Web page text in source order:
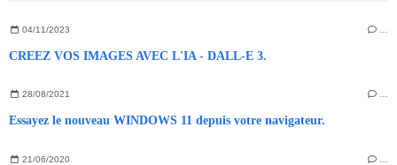
04/11/2023
CREEZ VOS IMAGES AVEC L'IA - DALL-E 3.
28/08/2021
Essayez le nouveau WINDOWS 11 depuis votre navigateur.
21/06/2020